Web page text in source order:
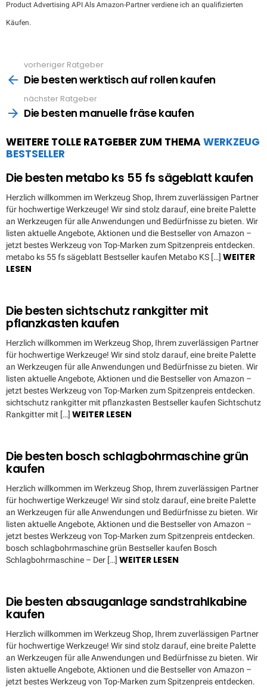
Product Advertising API Als Amazon-Partner verdiene ich an qualifizierten
Käufen.
more
vorheriger Ratgeber
Die besten werktisch auf rollen kaufen
nächster Ratgeber
Die besten manuelle fräse kaufen
WEITERE TOLLE RATGEBER ZUM THEMAWERKZEUG
BESTSELLER
Die besten metabo ks 55 fs sägeblatt kaufen
Herzlich willkommen im Werkzeug Shop, Ihrem zuverlässigen Partner
für hochwertige Werkzeuge! Wir sind stolz darauf, eine breite Palette
an Werkzeugen für alle Anwendungen und Bedürfnisse zu bieten. Wir
listen aktuelle Angebote, Aktionen und die Bestseller von Amazon –
jetzt bestes Werkzeug von Top-Marken zum Spitzenpreis entdecken.
metabo ks 55 fs sägeblatt Bestseller kaufen Metabo KS […] WEITER
LESEN
Die besten sichtschutz rankgitter mit
pflanzkasten kaufen
Herzlich willkommen im Werkzeug Shop, Ihrem zuverlässigen Partner
für hochwertige Werkzeuge! Wir sind stolz darauf, eine breite Palette
an Werkzeugen für alle Anwendungen und Bedürfnisse zu bieten. Wir
listen aktuelle Angebote, Aktionen und die Bestseller von Amazon –
jetzt bestes Werkzeug von Top-Marken zum Spitzenpreis entdecken.
sichtschutz rankgitter mit pflanzkasten Bestseller kaufen Sichtschutz
Rankgitter mit […] WEITER LESEN
Die besten bosch schlagbohrmaschine grün
kaufen
Herzlich willkommen im Werkzeug Shop, Ihrem zuverlässigen Partner
für hochwertige Werkzeuge! Wir sind stolz darauf, eine breite Palette
an Werkzeugen für alle Anwendungen und Bedürfnisse zu bieten. Wir
listen aktuelle Angebote, Aktionen und die Bestseller von Amazon –
jetzt bestes Werkzeug von Top-Marken zum Spitzenpreis entdecken.
bosch schlagbohrmaschine grün Bestseller kaufen Bosch
Schlagbohrmaschine – Der […] WEITER LESEN
Die besten absauganlage sandstrahlkabine
kaufen
Herzlich willkommen im Werkzeug Shop, Ihrem zuverlässigen Partner
für hochwertige Werkzeuge! Wir sind stolz darauf, eine breite Palette
an Werkzeugen für alle Anwendungen und Bedürfnisse zu bieten. Wir
listen aktuelle Angebote, Aktionen und die Bestseller von Amazon –
jetzt bestes Werkzeug von Top-Marken zum Spitzenpreis entdecken.